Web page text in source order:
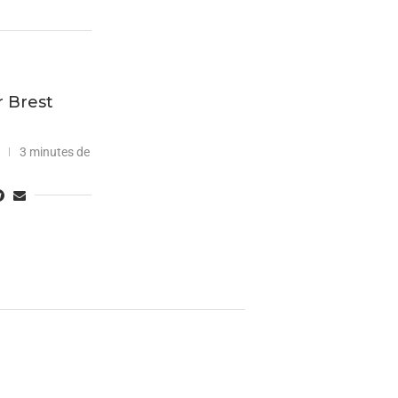
Brest
3 minutes de